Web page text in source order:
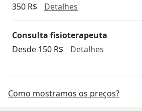
350 R$
Detalhes
Consulta fisioterapeuta
Desde 150 R$
Detalhes
Como mostramos os preços?